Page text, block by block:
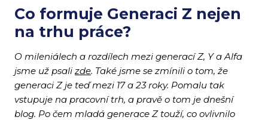
Co formuje Generaci Z nejen
na trhu práce?
O mileniálech a rozdílech mezi generací Z, Y a Alfa
jsme už psali zde. Také jsme se zmínili o tom, že
generaci Z je teď mezi 17 a 23 roky. Pomalu tak
vstupuje na pracovní trh, a pravě o tom je dnešní
blog. Po čem mladá generace Z touží, co ovlivnilo